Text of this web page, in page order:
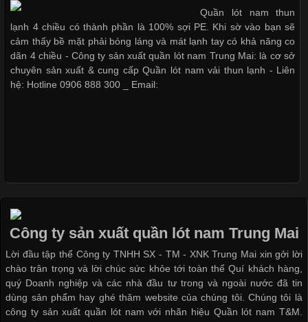
Vải thun là một trong những chất liệu được sử dụng rộng rãi
nhất trong ngành thời trang nhờ đặc tính co giãn, mềm mại và
thoải mái khi mặc. Từ áo thun, đồ thể thao cho đến đồ lót nam,
vải thun luôn đóng vai trò quan trọng trong quá trình sản xuất.
Hiện nay, nhu cầu tìm kiếm quần lót nam giá
Các Form Áo Thun Phổ Biến Hiện Nay Và Xu Hướng Trong
Ngành May Mặc Áo thun là một trong những trang phục quen
thuộc và được sử dụng phổ biến nhất hiện nay. Không chỉ đa
dạng về màu sắc hay chất liệu, áo thun còn có nhiều form dáng
khác nhau để phù hợp với từng phong cách thời trang và nhu
cầu
Quần lót nam thun
lạnh 4 chiều có thành phần là 100% sợi PE. Khi sờ vào bạn sẽ
cảm thấy bề mặt phải bóng láng và mát lạnh tay có khả năng co
dãn 4 chiều - Công ty sản xuất quần lót nam Trung Mai: là cơ sở
chuyên sản xuất & cung cấp Quần lót nam vải thun lạnh - Liên
hệ: Hotline 0906 888 300 _ Email:
Công ty sản xuất quần lót nam Trung Mai
Lời đầu tập thể Công ty TNHH SX - TM - XNK Trung Mai xin gởi lời
chào trân trọng và lời chúc sức khỏe tới toàn thể Quí khách hàng,
quý Doanh nghiệp và các nhà đầu tư trong và ngoài nước đã tin
dùng sản phẩm hay ghé thăm website của chúng tôi. Chúng tôi là
công ty sản xuất quần lót nam với nhãn hiệu Quần lót nam T&M.